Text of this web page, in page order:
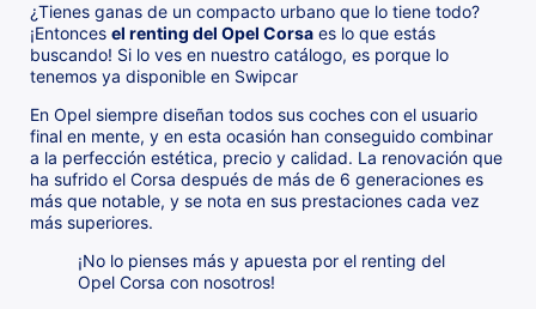
¿Tienes ganas de un compacto urbano que lo tiene todo?
¡Entonces el renting del Opel Corsa es lo que estás
buscando! Si lo ves en nuestro catálogo, es porque lo
tenemos ya disponible en Swipcar
En Opel siempre diseñan todos sus coches con el usuario
final en mente, y en esta ocasión han conseguido combinar
a la perfección estética, precio y calidad. La renovación que
ha sufrido el Corsa después de más de 6 generaciones es
más que notable, y se nota en sus prestaciones cada vez
más superiores.
¡No lo pienses más y apuesta por el renting del
Opel Corsa con nosotros!